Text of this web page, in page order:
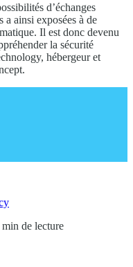
d’échanges
a ainsi exposées à de
Il est donc devenu
la sécurité
hébergeur et
min de lecture